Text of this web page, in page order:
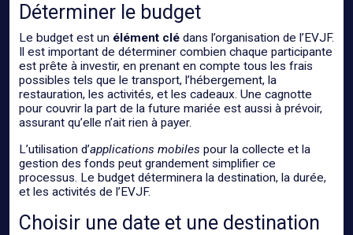
Déterminer le budget
Le budget est un élément clé dans l’organisation de l’EVJF.
Il est important de déterminer combien chaque participante
est prête à investir, en prenant en compte tous les frais
possibles tels que le transport, l’hébergement, la
restauration, les activités, et les cadeaux. Une cagnotte
pour couvrir la part de la future mariée est aussi à prévoir,
assurant qu’elle n’ait rien à payer.
L’utilisation d’applications mobiles pour la collecte et la
gestion des fonds peut grandement simplifier ce
processus. Le budget déterminera la destination, la durée,
et les activités de l’EVJF.
Choisir une date et une destination